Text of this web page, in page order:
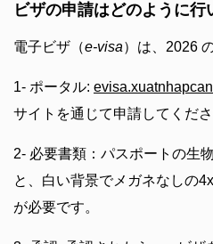
ビザの申請はどのように行
電子ビザ（e-visa）は、2026
1- ポータル:
サイトを通じて申請してくだ
2- 必要書類：パスポートの生
と、白い背景でメガネなしの
が必要です。